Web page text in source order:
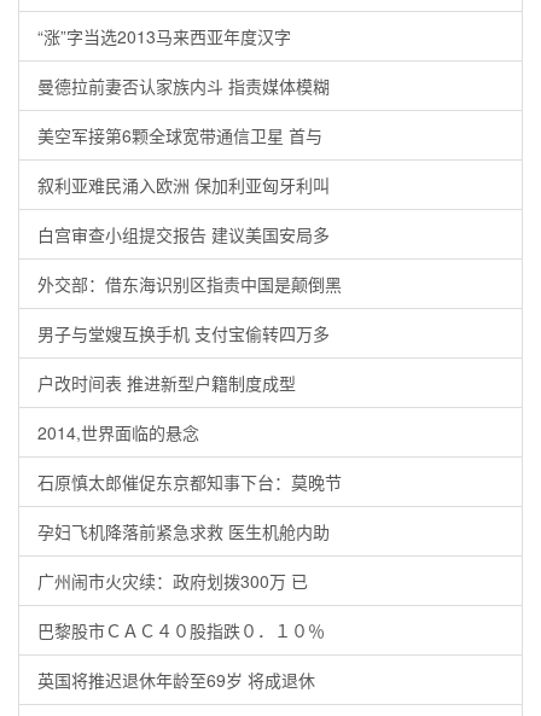
“涨”字当选2013马来西亚年度汉字
曼德拉前妻否认家族内斗 指责媒体模糊
美空军接第6颗全球宽带通信卫星 首与
叙利亚难民涌入欧洲 保加利亚匈牙利叫
白宫审查小组提交报告 建议美国安局多
外交部：借东海识别区指责中国是颠倒黑
男子与堂嫂互换手机 支付宝偷转四万多
户改时间表 推进新型户籍制度成型
2014,世界面临的悬念
石原慎太郎催促东京都知事下台：莫晚节
孕妇飞机降落前紧急求救 医生机舱内助
广州闹市火灾续：政府划拨300万 已
巴黎股市ＣＡＣ４０股指跌０．１０％
英国将推迟退休年龄至69岁 将成退休